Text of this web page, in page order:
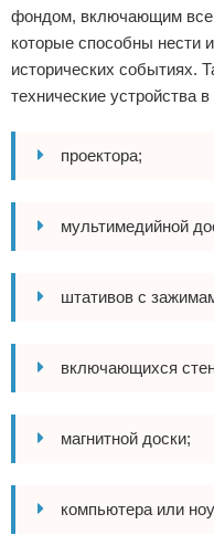
фондом, включающим
которые способны нести
исторических событиях.
технические устройства
проектора;
мультимедийной
штативов с
включающихся
магнитной доски;
компьютера или